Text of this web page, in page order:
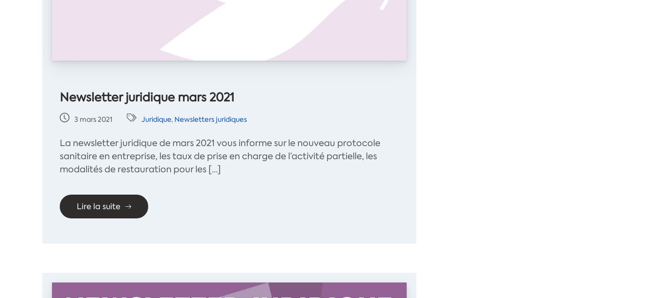
Newsletter juridique mars 2021
3 mars 2021 Juridique, Newsletters juridiques
La newsletter juridique de mars 2021 vous informe sur le nouveau protocole
sanitaire en entreprise, les taux de prise en charge de l’activité partielle, les
modalités de restauration pour les […]
Lire la suite